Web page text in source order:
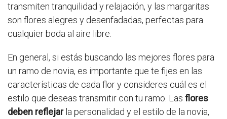
transmiten tranquilidad y relajación, y las margaritas
son flores alegres y desenfadadas, perfectas para
cualquier boda al aire libre.
En general, si estás buscando las mejores flores para
un ramo de novia, es importante que te fijes en las
características de cada flor y consideres cuál es el
estilo que deseas transmitir con tu ramo. Las flores
deben reflejarla personalidad y el estilo de la novia,